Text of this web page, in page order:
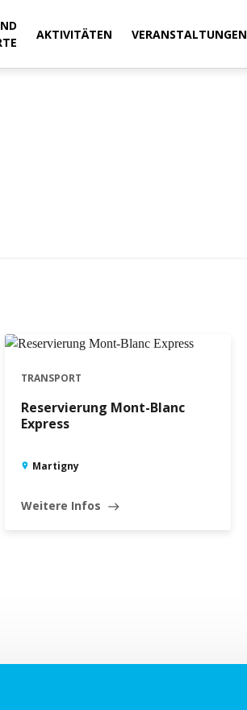
AKTIVITÄTEN VERANSTALTUNGEN
TRANSPORT
Reservierung Mont-Blanc
Express
Martigny
Weitere Infos east